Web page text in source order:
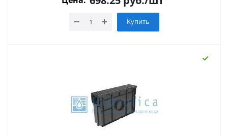
Купить